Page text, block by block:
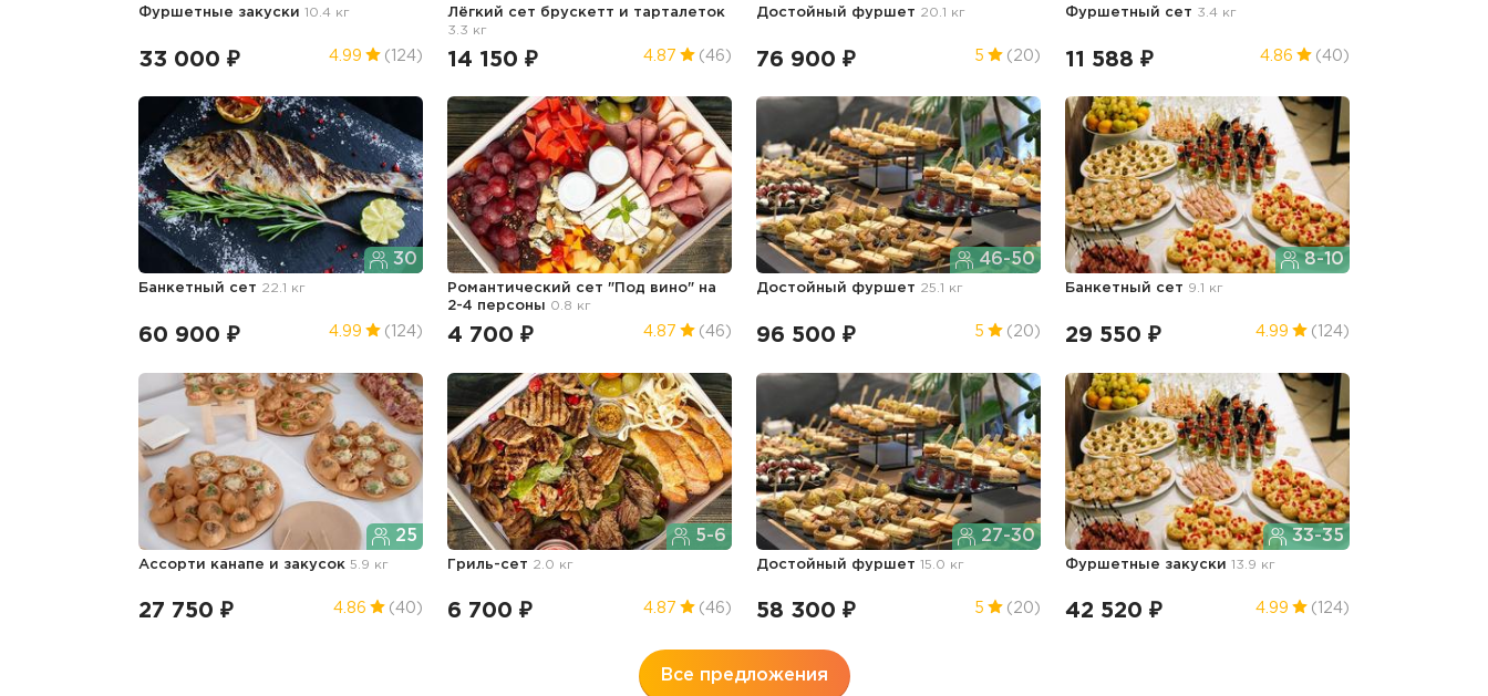
Фуршетные закуски10.4 кг
33 000 ₽ 4.99 (124)
Лёгкий сет брускетт и тарталеток
3.3 кг
14 150 ₽ 4.87 (46)
Достойный фуршет 20.1 кг
76 900 ₽ 5 (20)
Фуршетный сет 3.4 кг
11 588 ₽ 4.86 (40)
30
Банкетный сет 22.1 кг
60 900 ₽ 4.99 (124)
Романтический сет "Под вино" на
2-4 персоны 0.8 кг
4 700 ₽ 4.87 (46)
46-50
Достойный фуршет 25.1 кг
96 500 ₽ 5 (20)
8-10
Банкетный сет 9.1 кг
29 550 ₽ 4.99 (124)
25
Ассорти канапе и закусок5.9 кг
27 750 ₽ 4.86 (40)
5-6
Гриль-сет 2.0 кг
6 700 ₽ 4.87 (46)
27-30
Достойный фуршет15.0 кг
58 300 ₽ 5 (20)
33-35
Фуршетные закуски13.9 кг
42 520 ₽ 4.99 (124)
Все предложения